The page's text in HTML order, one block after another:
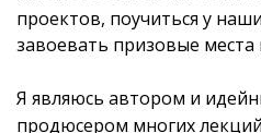
проектов, поучиться у
завоевать призовые места
Я являюсь автором и
продюсером многих лекций